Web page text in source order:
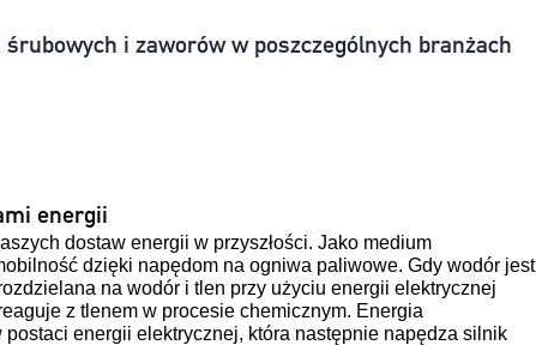
śrubowych i zaworów w poszczególnych branżach
energii
dostaw energii w przyszłości. Jako medium
dzięki napędom na ogniwa paliwowe. Gdy wodór jest
na wodór i tlen przy użyciu energii elektrycznej
z tlenem w procesie chemicznym. Energia
energii elektrycznej, która następnie napędza silnik